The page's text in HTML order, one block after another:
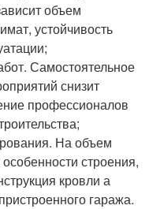
объем
устойчивость
Самостоятельное
снизит
профессионалов
На объем
строения,
кровли а
гаража.